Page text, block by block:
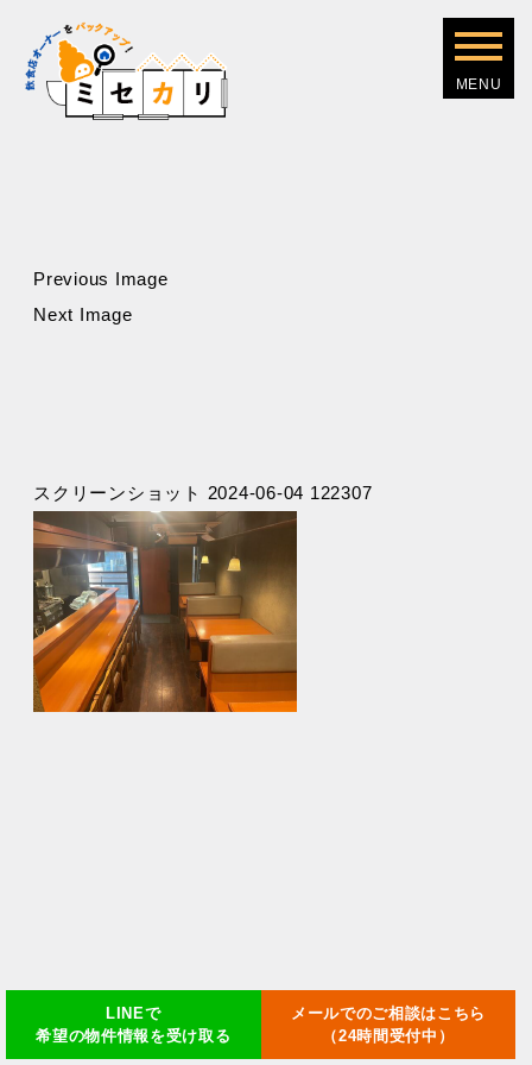
LINEで
希望の物件情報を受け取る
メールでのご相談はこちら
（24時間受付中）
Previous Image
Next Image
スクリーンショット 2024-06-04 122307